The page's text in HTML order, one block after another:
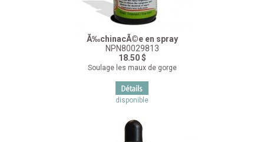
Ã‰chinacÃ©e en spray
NPN80029813
18.50 $
Soulage les maux de gorge
disponible